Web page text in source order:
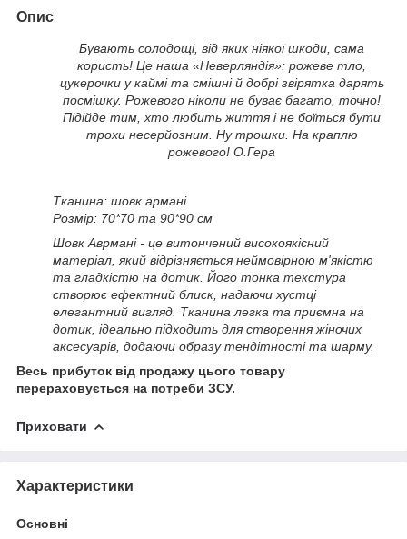
Опис
Бувають солодощі, від яких ніякої шкоди, сама
користь! Це наша «Неверляндія»: рожеве тло,
цукерочки у каймі та смішні й добрі звірятка дарять
посмішку. Рожевого ніколи не буває багато, точно!
Підійде тим, хто любить життя і не боїться бути
трохи несерйозним. Ну трошки. На краплю
рожевого! О.Гера
Тканина: шовк армані
Розмір: 70*70 та 90*90 см
Шовк Аврмані - це витончений високоякісний
матеріал, який відрізняється неймовірною м'якістю
та гладкістю на дотик. Його тонка текстура
створює ефектний блиск, надаючи хустці
елегантний вигляд. Тканина легка та приємна на
дотик, ідеально підходить для створення жіночих
аксесуарів, додаючи образу тендітності та шарму.
Весь прибуток від продажу цього товару
перераховується на потреби ЗСУ.
Приховати
Характеристики
Основні